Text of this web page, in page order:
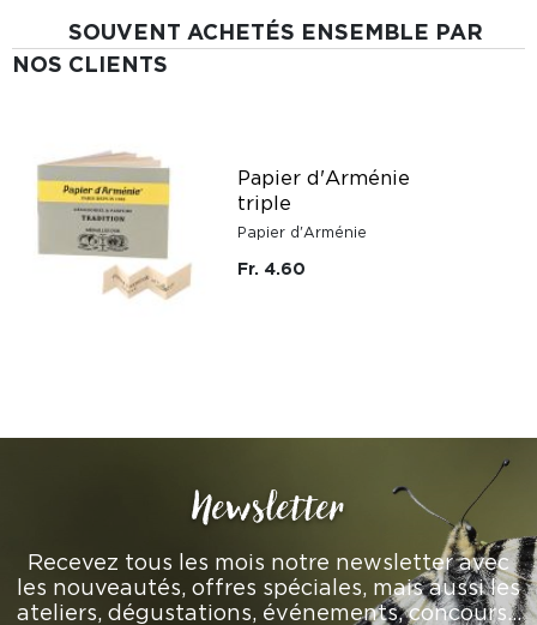
SOUVENT ACHETÉS ENSEMBLE PAR
NOS CLIENTS
Papier d'Arménie
triple
Papier d'Arménie
Fr. 4.60
Newsletter
Recevez tous les mois notre newsletter avec
les nouveautés, offres spéciales, mais aussi les
ateliers, dégustations, événements, concours…